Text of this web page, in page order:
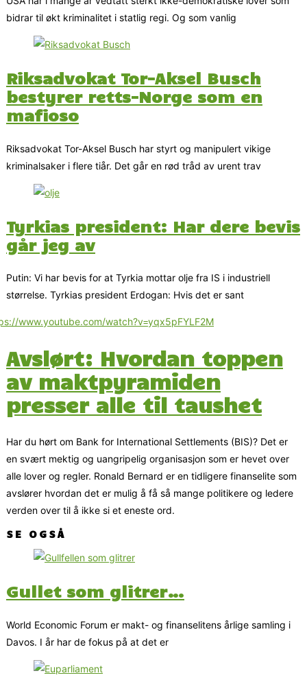
bidrar til økt kriminalitet i statlig regi. Og som vanlig
Riksadvokat Tor-Aksel Busch
bestyrer retts-Norge som en
mafioso
Riksadvokat Tor-Aksel Busch har styrt og manipulert vikige
kriminalsaker i flere tiår. Det går en rød tråd av urent trav
Tyrkias president: Har dere bevis
går jeg av
Putin: Vi har bevis for at Tyrkia mottar olje fra IS i industriell
størrelse. Tyrkias president Erdogan: Hvis det er sant
www.youtube.com/watch?v=yqx5pFYLF2M
Avslørt: Hvordan toppen
av maktpyramiden
presser alle til taushet
Har du hørt om Bank for International Settlements (BIS)? Det er
en svært mektig og uangripelig organisasjon som er hevet over
alle lover og regler. Ronald Bernard er en tidligere finanselite som
avslører hvordan det er mulig å få så mange politikere og ledere
verden over til å ikke si et eneste ord.
SE OGSÅ
Gullet som glitrer…
World Economic Forum er makt- og finanselitens årlige samling i
Davos. I år har de fokus på at det er